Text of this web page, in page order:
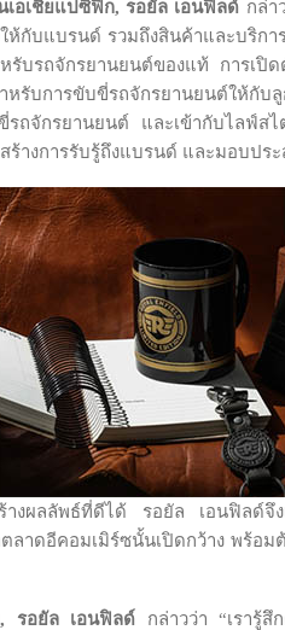
เอเชียแปซิฟิก, รอยัล เอนฟิลด์ กล่า
ห้กับแบรนด์ รวมถึงสินค้าและบริก
บรถจักรยานยนต์ของแท้ การเปิ
รับการขับขี่รถจักรยานยนต์ให้กับ
ถจักรยานยนต์ และเข้ากับไลฟ์ส
สร้างการรับรู้ถึงแบรนด์ และมอบ
างผลลัพธ์ที่ดีได้ รอยัล เอนฟิลด์จึ
ตลาดอีคอมเมิร์ซนั้นเปิดกว้าง พร้
, รอยัล เอนฟิลด์ กล่าวว่า “เรารู้สึ